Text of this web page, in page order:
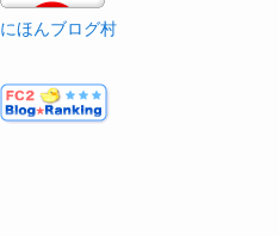
にほんブログ村